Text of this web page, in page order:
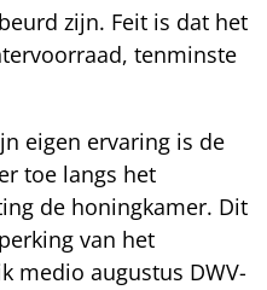
zijn. Feit is dat het
tenminste
eigen ervaring is de
toe langs het
de honingkamer. Dit
van het
medio augustus DWV-